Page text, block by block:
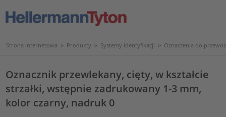
Strona internetowa > Produkty > Systemy identyfikacji > Oznaczenia do
Oznacznik przewlekany, cięty, w kształcie
strzałki, wstępnie zadrukowany 1-3 mm,
kolor czarny, nadruk 0